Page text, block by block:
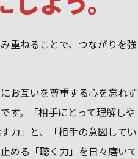
重ねることで、つながりを強
お互いを尊重する心を忘れず
す。「相手にとって理解しや
力」と、「相手の意図してい
める「聴く力」を日々磨いて